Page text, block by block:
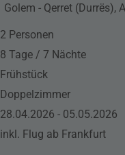
Golem - Qerret (Durrës),
2 Personen
8 Tage / 7 Nächte
Frühstück
Doppelzimmer
28.04.2026 - 05.05.2026
inkl. Flug ab Frankfurt